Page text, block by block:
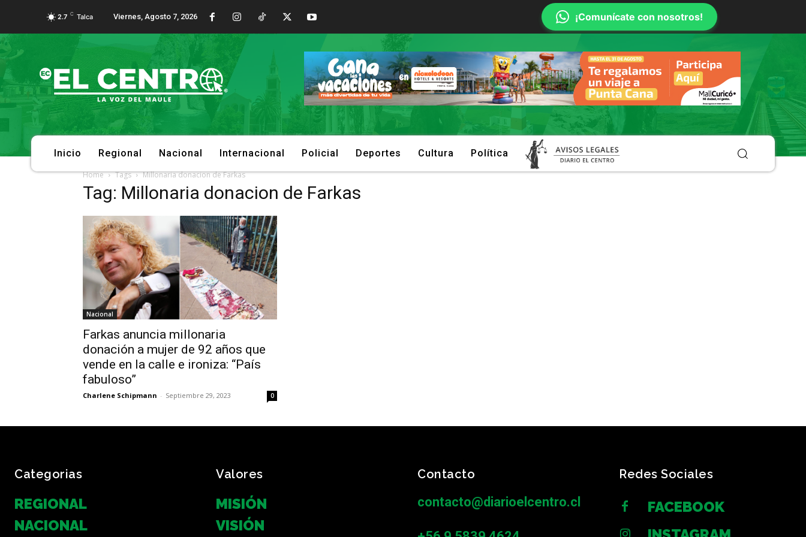
2.7 C Talca Viernes, Agosto 7, 2026 ¡Comunícate con nosotros!
Inicio Regional Nacional Internacional Policial Deportes Cultura Política
Home Tags Millonaria donacion de Farkas
Tag: Millonaria donacion de Farkas
Nacional
Farkas anuncia millonaria
donación a mujer de 92 años que
vende en la calle e ironiza: “País
fabuloso”
Charlene Schipmann - Septiembre 29, 2023 0
Categorias
REGIONAL
NACIONAL
Valores
MISIÓN
VISIÓN
Contacto
contacto@diarioelcentro.cl
Redes Sociales
FACEBOOK